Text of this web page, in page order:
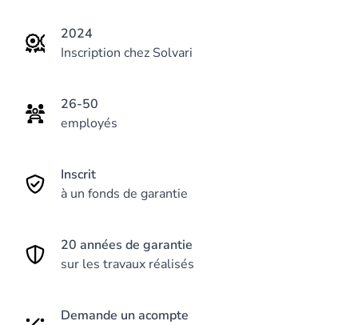
Spécialisés dans les installations électriques, nous
énergétique plus durable. Nos services incluent
l'installation de panneaux photovoltaïques, de
thermodynamiques et de bornes de recharge pour
véhicules électriques.
2024
Inscription chez Solvari
26-50
employés
Inscrit
à un fonds de garantie
20 années de garantie
sur les travaux réalisés
Demande un acompte